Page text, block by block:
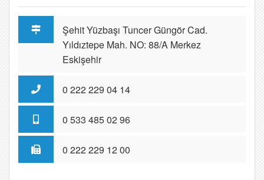
Şehit Yüzbaşı Tuncer Güngör Cad.
Yıldıztepe Mah. NO: 88/A Merkez
Eskişehir
0 222 229 04 14
0 533 485 02 96
0 222 229 12 00